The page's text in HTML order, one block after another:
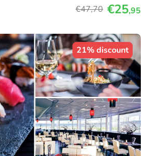
€47,70 €25,95
21% discount